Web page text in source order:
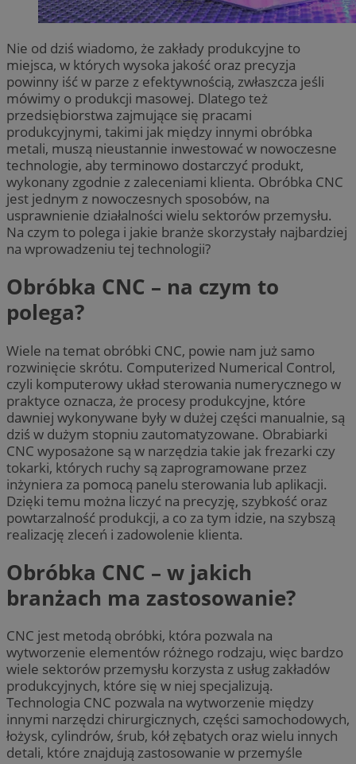
Nie od dziś wiadomo, że zakłady produkcyjne to
miejsca, w których wysoka jakość oraz precyzja
powinny iść w parze z efektywnością, zwłaszcza jeśli
mówimy o produkcji masowej. Dlatego też
przedsiębiorstwa zajmujące się pracami
produkcyjnymi, takimi jak między innymi obróbka
metali, muszą nieustannie inwestować w nowoczesne
technologie, aby terminowo dostarczyć produkt,
wykonany zgodnie z zaleceniami klienta. Obróbka CNC
jest jednym z nowoczesnych sposobów, na
usprawnienie działalności wielu sektorów przemysłu.
Na czym to polega i jakie branże skorzystały najbardziej
na wprowadzeniu tej technologii?
Obróbka CNC – na czym to
polega?
Wiele na temat obróbki CNC, powie nam już samo
rozwinięcie skrótu. Computerized Numerical Control,
czyli komputerowy układ sterowania numerycznego w
praktyce oznacza, że procesy produkcyjne, które
dawniej wykonywane były w dużej części manualnie, są
dziś w dużym stopniu zautomatyzowane. Obrabiarki
CNC wyposażone są w narzędzia takie jak frezarki czy
tokarki, których ruchy są zaprogramowane przez
inżyniera za pomocą panelu sterowania lub aplikacji.
Dzięki temu można liczyć na precyzję, szybkość oraz
powtarzalność produkcji, a co za tym idzie, na szybszą
realizację zleceń i zadowolenie klienta.
Obróbka CNC – w jakich
branżach ma zastosowanie?
CNC jest metodą obróbki, która pozwala na
wytworzenie elementów różnego rodzaju, więc bardzo
wiele sektorów przemysłu korzysta z usług zakładów
produkcyjnych, które się w niej specjalizują.
Technologia CNC pozwala na wytworzenie między
innymi narzędzi chirurgicznych, części samochodowych,
łożysk, cylindrów, śrub, kół zębatych oraz wielu innych
detali, które znajdują zastosowanie w przemyśle